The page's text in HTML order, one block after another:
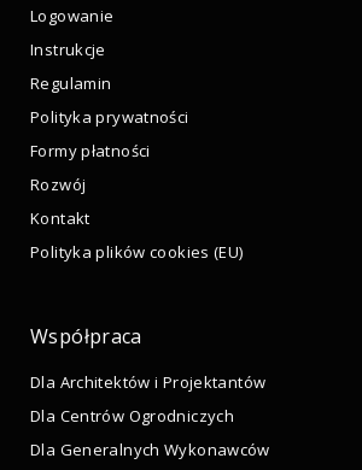
Logowanie
Instrukcje
Regulamin
Polityka prywatności
Formy płatności
Rozwój
Kontakt
Polityka plików cookies (EU)
Współpraca
Dla Architektów i Projektantów
Dla Centrów Ogrodniczych
Dla Generalnych Wykonawców